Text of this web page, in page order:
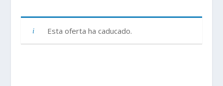
Esta oferta ha caducado.